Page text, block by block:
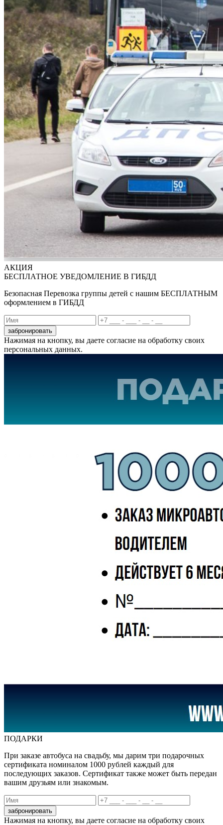
АКЦИЯ
БЕСПЛАТНОЕ УВЕДОМЛЕНИЕ В ГИБДД
Безопасная Перевозка группы детей с нашим БЕСПЛАТНЫМ
оформлением в ГИБДД
забронировать
Нажимая на кнопку, вы даете согласие на обработку своих
персональных данных.
ПОДАРКИ
При заказе автобуса на свадьбу, мы дарим три подарочных
сертификата номиналом 1000 рублей каждый для
последующих заказов. Сертификат также может быть передан
вашим друзьям или знакомым.
забронировать
Нажимая на кнопку, вы даете согласие на обработку своих